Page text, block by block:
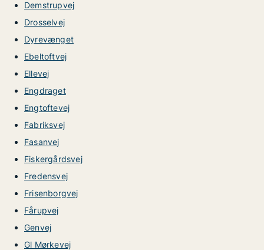
Demstrupvej
Drosselvej
Dyrevænget
Ebeltoftvej
Ellevej
Engdraget
Engtoftevej
Fabriksvej
Fasanvej
Fiskergårdsvej
Fredensvej
Frisenborgvej
Fårupvej
Genvej
Gl Mørkevej